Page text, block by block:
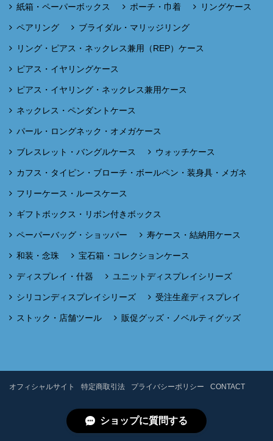
紙箱・ペーパーボックス ポーチ・巾着 リングケース
ペアリング ブライダル・マリッジリング
リング・ピアス・ネックレス兼用（REP）ケース
ピアス・イヤリングケース
ピアス・イヤリング・ネックレス兼用ケース
ネックレス・ペンダントケース
パール・ロングネック・オメガケース
ブレスレット・バングルケース ウォッチケース
カフス・タイピン・ブローチ・ボールペン・装身具・メガネ
フリーケース・ルースケース
ギフトボックス・リボン付きボックス
ペーパーバッグ・ショッパー 寿ケース・結納用ケース
和装・念珠 宝石箱・コレクションケース
ディスプレイ・什器 ユニットディスプレイシリーズ
シリコンディスプレイシリーズ 受注生産ディスプレイ
ストック・店舗ツール 販促グッズ・ノベルティグッズ
オフィシャルサイト 特定商取引法 プライバシーポリシー CONTACT
ショップに質問する